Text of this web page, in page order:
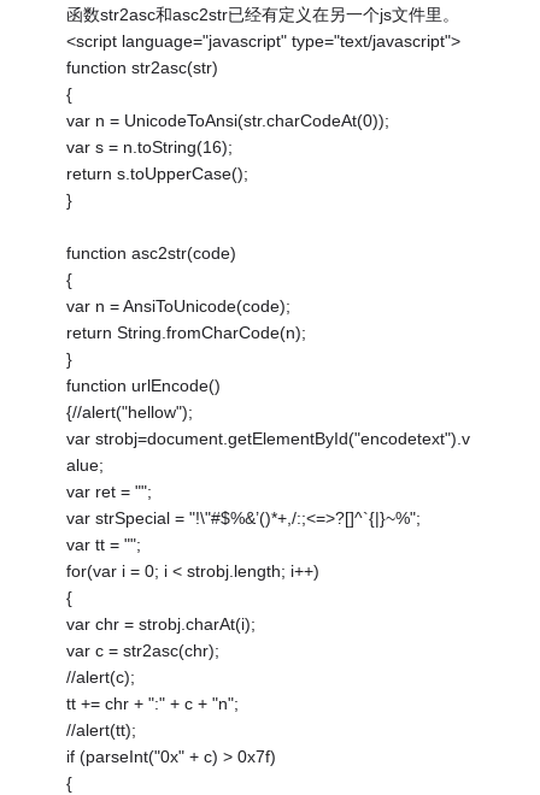
函数str2asc和asc2str已经有定义在另一个js文件里。
<script language="javascript" type="text/javascript">
function str2asc(str)
{
var n = UnicodeToAnsi(str.charCodeAt(0));
var s = n.toString(16);
return s.toUpperCase();
}
function asc2str(code)
{
var n = AnsiToUnicode(code);
return String.fromCharCode(n);
}
function urlEncode()
{//alert("hellow");
var strobj=document.getElementById("encodetext").v
alue;
var ret = "";
var strSpecial = "!\"#$%&’()*+,/:;<=>?[]^`{|}~%";
var tt = "";
for(var i = 0; i < strobj.length; i++)
{
var chr = strobj.charAt(i);
var c = str2asc(chr);
//alert(c);
tt += chr + ":" + c + "n";
//alert(tt);
if (parseInt("0x" + c) > 0x7f)
{